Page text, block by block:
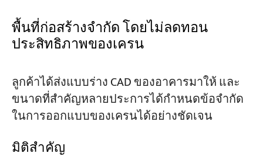
พื้นที่ก่อสร้างจำกัด โดยไม่ลดทอน
ประสิทธิภาพของเครน
ลูกค้าได้ส่งแบบร่าง CAD ของอาคารมาให้ และ
ขนาดที่สำคัญหลายประการได้กำหนดข้อจำกัด
ในการออกแบบของเครนได้อย่างชัดเจน
มิติสำคัญ